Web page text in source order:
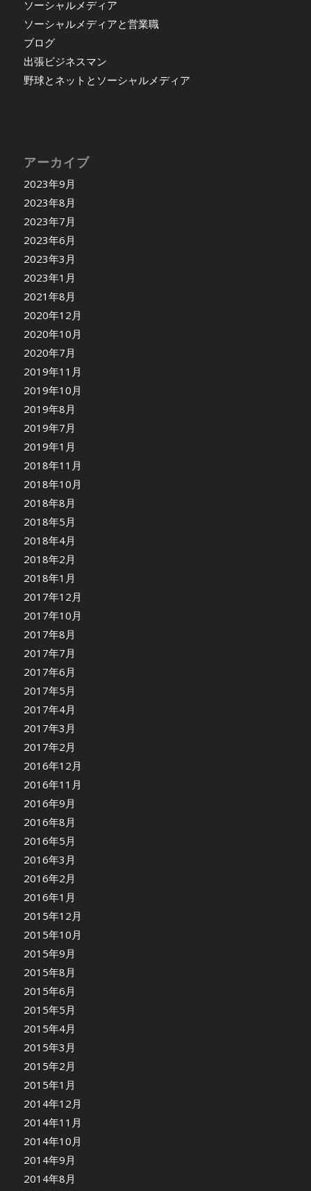
ソーシャルメディア
ソーシャルメディアと営業職
ブログ
出張ビジネスマン
野球とネットとソーシャルメディア
アーカイブ
2023年9月
2023年8月
2023年7月
2023年6月
2023年3月
2023年1月
2021年8月
2020年12月
2020年10月
2020年7月
2019年11月
2019年10月
2019年8月
2019年7月
2019年1月
2018年11月
2018年10月
2018年8月
2018年5月
2018年4月
2018年2月
2018年1月
2017年12月
2017年10月
2017年8月
2017年7月
2017年6月
2017年5月
2017年4月
2017年3月
2017年2月
2016年12月
2016年11月
2016年9月
2016年8月
2016年5月
2016年3月
2016年2月
2016年1月
2015年12月
2015年10月
2015年9月
2015年8月
2015年6月
2015年5月
2015年4月
2015年3月
2015年2月
2015年1月
2014年12月
2014年11月
2014年10月
2014年9月
2014年8月